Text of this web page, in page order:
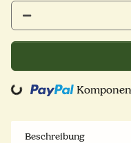
Beschreibung